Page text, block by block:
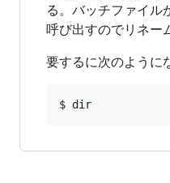
る。バッチファイル
呼び出すのでリネー
要するに次のように